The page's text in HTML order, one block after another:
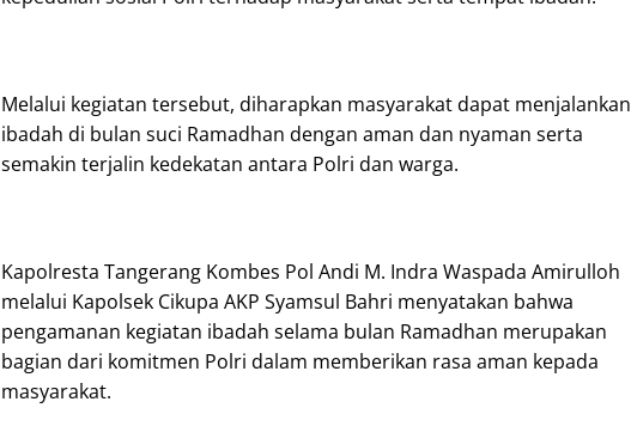
Melalui kegiatan tersebut, diharapkan masyarakat dapat menjalankan
ibadah di bulan suci Ramadhan dengan aman dan nyaman serta
semakin terjalin kedekatan antara Polri dan warga.
Kapolresta Tangerang Kombes Pol Andi M. Indra Waspada Amirulloh
melalui Kapolsek Cikupa AKP Syamsul Bahri menyatakan bahwa
pengamanan kegiatan ibadah selama bulan Ramadhan merupakan
bagian dari komitmen Polri dalam memberikan rasa aman kepada
masyarakat.